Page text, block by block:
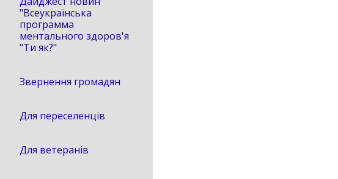
"Всеукраїнська
программа
ментального здоров'я
"Ти як?"
Звернення громадян
Для переселенців
Для ветеранів